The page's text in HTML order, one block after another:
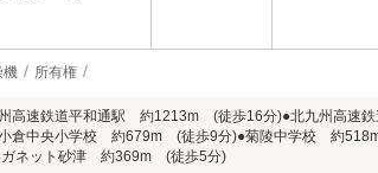
機 所有権
高速鉄道平和通駅 約1213m (徒歩16分)●北九州高速
倉中央小学校 約679m (徒歩9分)●菊陵中学校 約
ネット砂津 約369m (徒歩5分)